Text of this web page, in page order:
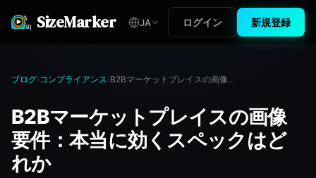
SizeMarker JA ログイン 新規登録
ブログ›コンプライアンス› B2Bマーケットプレイスの画像要件：本当に効くスペックはどれか
B2Bマーケットプレイスの画像
要件：本当に効くスペックはど
れか